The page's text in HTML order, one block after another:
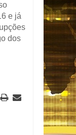
e já
dos